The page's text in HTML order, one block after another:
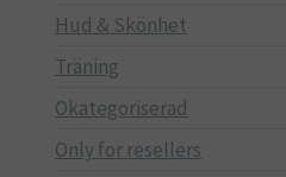
Hud & Skönhet
Träning
Okategoriserad
Only for resellers